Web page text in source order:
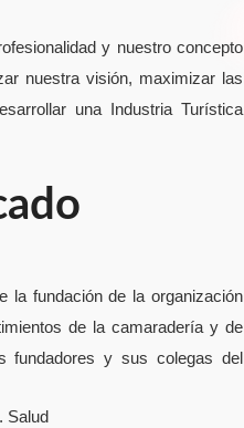
y nuestro concepto
nuestra visión, maximizar las
una Industria Turística
la fundación de la organización
de la camaradería y de
fundadores y sus colegas del
Salud